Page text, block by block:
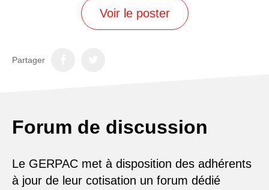
Voir le poster
Partager
Forum de discussion
Le GERPAC met à disposition des adhérents
à jour de leur cotisation un forum dédié